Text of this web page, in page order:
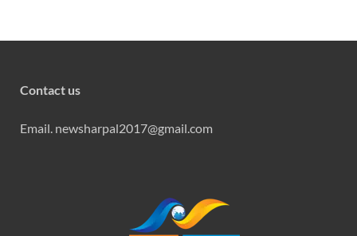
Contact us
Email. newsharpal2017@gmail.com